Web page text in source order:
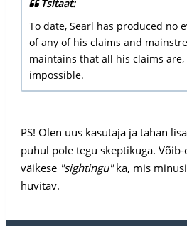
Tsitaat:
To date, Searl has produced no
of any of his claims and
maintains that all his claims
impossible.
PS! Olen uus kasutaja ja tahan
puhul pole tegu skeptikuga.
väikese "sightingu"ka, mis
huvitav.